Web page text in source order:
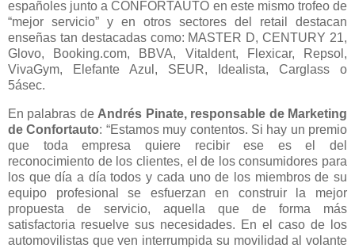
españoles junto a CONFORTAUTO en este mismo trofeo de
“mejor servicio” y en otros sectores del retail destacan
enseñas tan destacadas como: MASTER D, CENTURY 21,
Glovo, Booking.com, BBVA, Vitaldent, Flexicar, Repsol,
VivaGym, Elefante Azul, SEUR, Idealista, Carglass o
5ásec.
En palabras de Andrés Pinate, responsable de Marketing
de Confortauto: “Estamos muy contentos. Si hay un premio
que toda empresa quiere recibir ese es el del
reconocimiento de los clientes, el de los consumidores para
los que día a día todos y cada uno de los miembros de su
equipo profesional se esfuerzan en construir la mejor
propuesta de servicio, aquella que de forma más
satisfactoria resuelve sus necesidades. En el caso de los
automovilistas que ven interrumpida su movilidad al volante